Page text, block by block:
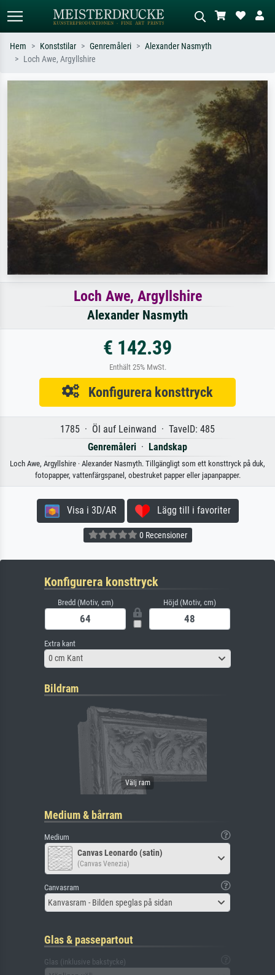
Beskriv scenen – t.ex. grön äng,
abstrakt med mycket rött, mörk
oljemålning, stående naken bredvid ett
träd.
Hem Konststilar Genremåleri
Alexander Nasmyth
Loch Awe, Argyllshire
Loch Awe, Argyllshire
Alexander Nasmyth
€ 142.39
Enthält 25% MwSt.
Konfigurera konsttryck
1785 · Öl auf Leinwand · TavelD: 485
Genremåleri · Landskap
Loch Awe, Argyllshire · Alexander Nasmyth. Tillgängligt som ett konsttryck på duk,
fotopapper, vattenfärgspanel, obestruket papper eller japanpapper.
Visa i 3D/AR Lägg till i favoriter
0 Recensioner
Konfigurera konsttryck
Bredd (Motiv, cm) Höjd (Motiv, cm)
Extra kant
0 cm Kant
Bildram
Medium & bårram
Medium
Canvas Leonardo (satin)
(Canvas Venezia)
Canvasram
Kanvasram - Bilden speglas på sidan
Glas & passepartout
Glas (inklusive bakstycke)